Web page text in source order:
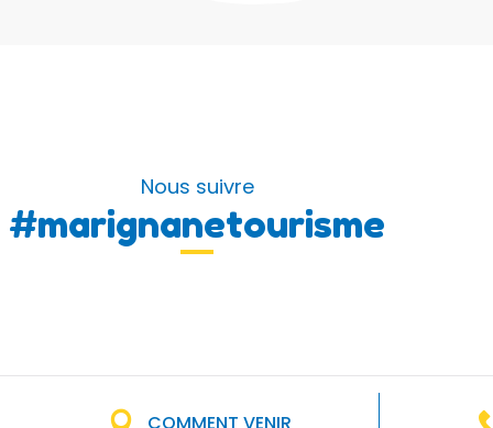
Nous suivre
#marignanetourisme